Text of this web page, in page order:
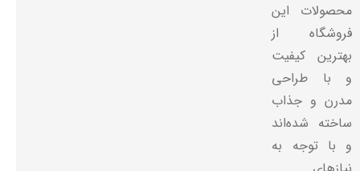
محصولات این
فروشگاه از
بهترین کیفیت
و با طراحی
مدرن و جذاب
ساخته شده‌اند
و با توجه به